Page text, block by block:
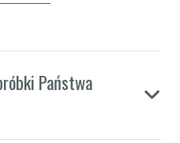
Państwa